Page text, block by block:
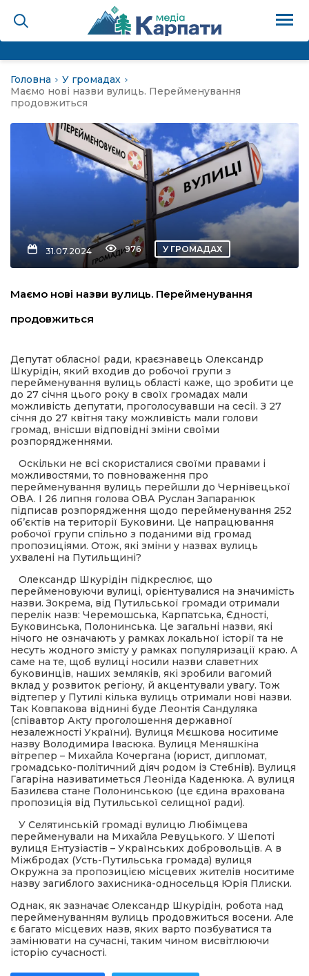
голос гірського
вісті
голос гірського краю
умови придбання
та контакти
Головна
У громадах
Маємо нові назви вулиць. Перейменування
продовжиться
31.07.2024 976 У ГРОМАДАХ
Маємо нові назви вулиць. Перейменування
продовжиться
Депутат обласної ради, краєзнавець Олександр
Шкурідін, який входив до робочої групи з
перейменування вулиць області каже, що зробити це
до 27 січня цього року в своїх громадах мали
можливість депутати, проголосувавши на сесії. З 27
січня до 27 квітня таку можливість мали голови
громад, внісши відповідні зміни своїми
розпорядженнями.
Оскільки не всі скористалися своїми правами і
можливостями, то повноваження про
перейменування вулиць перейшли до Чернівецької
ОВА. І 26 липня голова ОВА Руслан Запаранюк
підписав розпорядження щодо перейменування 252
обʼєктів на території Буковини. Це напрацювання
робочої групи спільно з поданими від громад
пропозиціями. Отож, які зміни у назвах вулиць
ухвалені на Путильщині?
Олександр Шкурідін підкреслює, що
перейменовуючи вулиці, орієнтувалися на значимість
назви. Зокрема, від Путильської громади отримали
перелік назв: Черемошська, Карпатська, Єдності,
Буковинська, Полонинська. Це загальні назви, які
нічого не означають у рамках локальної історії та не
несуть жодного змісту у рамках популяризації краю. А
саме на те, щоб вулиці носили назви славетних
буковинців, наших земляків, які зробили вагомий
вклад у розвиток регіону, й акцентували увагу. Тож
відтепер у Путилі кілька вулиць отримали нові назви.
Так Ковпакова віднині буде Леонтія Сандуляка
(співавтор Акту проголошення державної
незалежності України). Вулиця Мєшкова носитиме
назву Володимира Івасюка. Вулиця Меняшкіна
вітрепер – Михайла Кочергана (юрист, дипломат,
громадсько-політичний діяч родом із Стебнів). Вулиця
Гагаріна називатиметься Леоніда Каденюка. А вулиця
Базилєва стане Полонинською (це єдина врахована
пропозиція від Путильської селищної ради).
У Селятинській громаді вулицю Любімцева
перейменували на Михайла Ревуцького. У Шепоті
вулиця Ентузіастів – Українських добровольців. А в
Міжбродах (Усть-Путильська громада) вулиця
Окружна за пропозицією місцевих жителів носитиме
назву загиблого захисника-односельця Юрія Плиски.
Однак, як зазначає Олександр Шкурідін, робота над
перейменуванням вулиць продовжиться восени. Але
є багато місцевих назв, яких варто позбуватися та
замінювати на сучасні, таким чином висвітлюючи
історію сучасності.